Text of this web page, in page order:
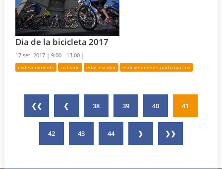
Dia de la bicicleta 2017
17 set. 2017 |9:00 - 13:00 |
esdeveniments ciclisme edat escolar esdeveniments participatius
❮❮ ❮ 38 39 40 41
42 43 44 ❯ ❯❯